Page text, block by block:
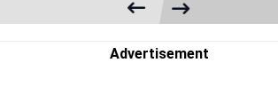
Advertisement